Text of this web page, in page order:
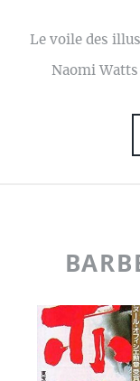
Le voile des
Naomi